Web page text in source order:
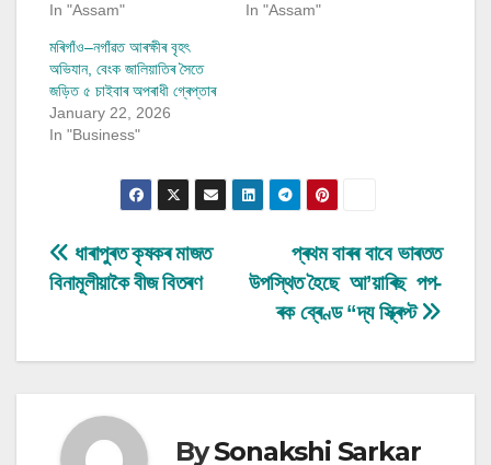
In "Assam"
In "Assam"
মৰিগাঁও–নগাঁৱত আৰক্ষীৰ বৃহৎ
অভিযান, বেংক জালিয়াতিৰ সৈতে
জড়িত ৫ চাইবাৰ অপৰাধী গ্ৰেপ্তাৰ
January 22, 2026
In "Business"
Post
navigation
প্ৰথম বাৰৰ বাবে ভাৰতত
উপস্থিত হৈছে আ’য়াৰিছ পপ-
ৰক ব্ৰেণ্ড “দ্য স্ক্ৰিপ্ট
ধাৰাপুৰত কৃষকৰ মাজত
বিনামূলীয়াকৈ বীজ বিতৰণ
BySonakshi Sarkar